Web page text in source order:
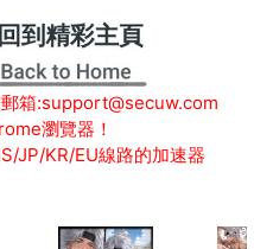
箱:support@secuw.com
瀏覽器！
JP/KR/EU線路的加速器